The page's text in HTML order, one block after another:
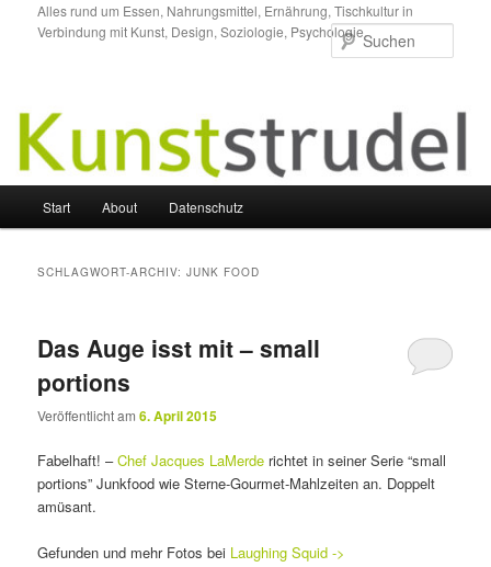
primären
sekundären
Alles rund um Essen, Nahrungsmittel, Ernährung, Tischkultur in
Verbindung mit Kunst, Design, Soziologie, Psychologie.
Start About Datenschutz
SCHLAGWORT-ARCHIV:JUNK FOOD
Das Auge isst mit – small
portions
Veröffentlicht am6. April 2015
Fabelhaft! –Chef Jacques LaMerde richtet in seiner Serie “small
portions” Junkfood wie Sterne-Gourmet-Mahlzeiten an. Doppelt
amüsant.
Gefunden und mehr Fotos bei Laughing Squid ->